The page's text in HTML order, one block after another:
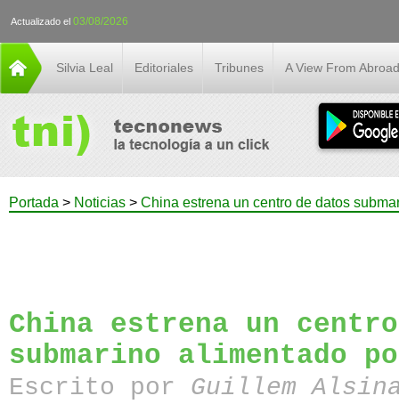
Actualizado el 03/08/2026
Silvia Leal Editoriales Tribunes A View From Abroad
Portada > Noticias > China estrena un centro de datos
China estrena un
submarino alimentado
Escrito por Guillem